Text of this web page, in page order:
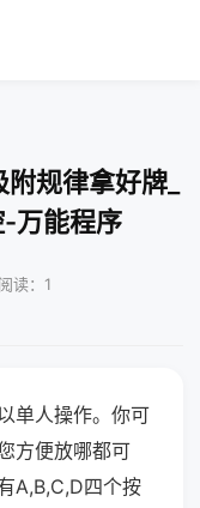
规律拿好牌_
万能程序
读：1
单人操作。你可
方便放哪都可
A,B,C,D四个按